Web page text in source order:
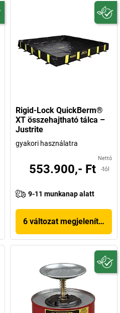
Rigid-Lock QuickBerm®
XT összehajtható tálca –
Justrite
gyakori használatra
Nettó
553.900,- Ft -tól
9-11 munkanap alatt
6 változat megjelenítése